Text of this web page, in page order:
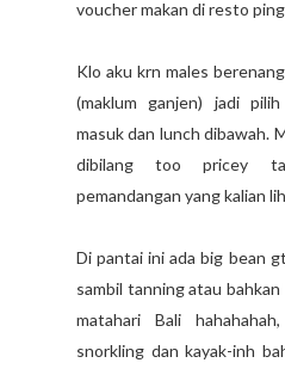
voucher makan di resto
Klo aku krn males
(maklum ganjen) jadi
masuk dan lunch dibawah.
dibilang too pricey
pemandangan yang kalian
Di pantai ini ada big bean
sambil tanning atau
matahari Bali
snorkling dan kayak-inh